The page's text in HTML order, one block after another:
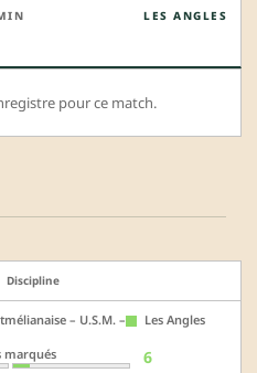
LES ANGLES
pour ce match.
Discipline
– U.S.M. – Les Angles
marqués 6